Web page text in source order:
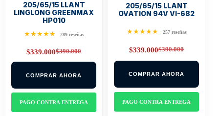
205/65/15 LLANT
LINGLONG GREENMAX
HP010
★★★★★ 289 reseñas
$390.000
Original
price
$390.000.
$339.000Current
price
$339.000.
COMPRAR AHORA
PAGO CONTRA ENTREGA
205/65/15 LLANT
OVATION 94V VI-682
★★★★★ 257 reseñas
$390.000
Original
price
$390.000.
$339.000Current
price
$339.000.
COMPRAR AHORA
PAGO CONTRA ENTREGA